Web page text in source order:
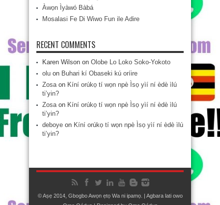
Àwọn Ìyàwó Bàbá
Mosalasi Fe Di Wiwo Fun ile Adire
RECENT COMMENTS
Karen Wilson on Olobe Lo Loko Soko-Yokoto
olu on Buhari kí Obaseki kú oríire
Zosaon Kíní orúkọ tí wọn npè Ìsọ yìí ní èdè ìlú
ti’yin?
Zosaon Kíní orúkọ tí wọn npè Ìsọ yìí ní èdè ìlú
ti’yin?
deboye on Kíní orúkọ tí wọn npè Ìsọ yìí ní èdè ìlú
ti’yin?
© Aṣẹ 2014, Gbogbo Awọn ẹtọ Wa ni ipamọ. | Agbara lati owo